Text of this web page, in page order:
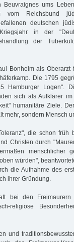
ums
Reichsbund
deutschen
in der
der
Bonheim als Oberarzt
Die 1795
Hamburger Logen".
sich als Aufklärer
humanitäre Ziele.
mehr, sondern Mensch
die schon früh
Christen durch
menschlicher
würden",
die Aufnahme des
ihrer Gründung.
bei den
religiöse
und